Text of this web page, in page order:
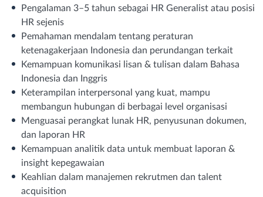
Pengalaman 3–5 tahun sebagai HR Generalist atau posisi
HR sejenis
Pemahaman mendalam tentang peraturan
ketenagakerjaan Indonesia dan perundangan terkait
Kemampuan komunikasi lisan & tulisan dalam Bahasa
Indonesia dan Inggris
Keterampilan interpersonal yang kuat, mampu
membangun hubungan di berbagai level organisasi
Menguasai perangkat lunak HR, penyusunan dokumen,
dan laporan HR
Kemampuan analitik data untuk membuat laporan &
insight kepegawaian
Keahlian dalam manajemen rekrutmen dan talent
acquisition